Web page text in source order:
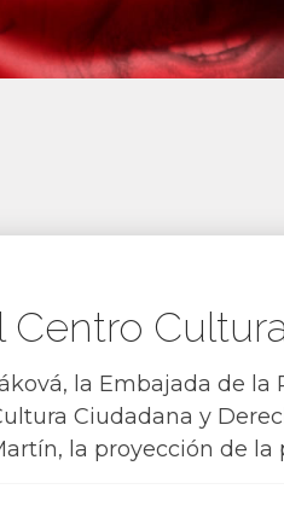
la Embajada de la
Ciudadana y
la proyección de